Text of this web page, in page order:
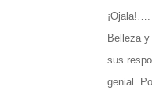
¡Ojala!….
Belleza
sus
genial.